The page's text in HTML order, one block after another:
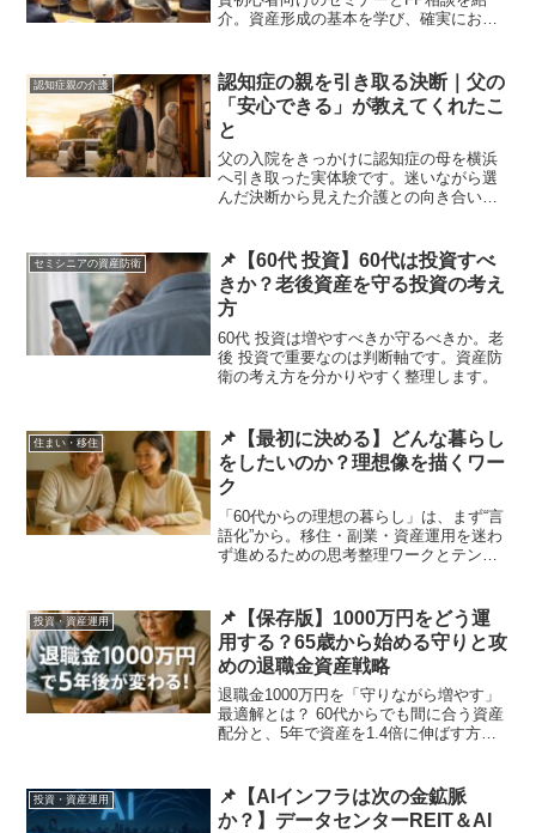
介。資産形成の基本を学び、確実にお金
認知症親の介護
認知症の親を引き取る決断｜父の
「安心できる」が教えてくれたこ
と
父の入院をきっかけに認知症の母を横浜
へ引き取った実体験です。迷いながら選
んだ決断から見えた介護との向き合い方
セミシニアの資産防衛
📌【60代 投資】60代は投資すべ
きか？老後資産を守る投資の考え
方
60代 投資は増やすべきか守るべきか。老
後 投資で重要なのは判断軸です。資産防
衛の考え方を分かりやすく整理します。
住まい・移住
📌【最初に決める】どんな暮らし
をしたいのか？理想像を描くワー
ク
「60代からの理想の暮らし」は、まず“言
語化”から。移住・副業・資産運用を迷わ
ず進めるための思考整理ワークとテンプ
投資・資産運用
📌【保存版】1000万円をどう運
用する？65歳から始める守りと攻
めの退職金資産戦略
退職金1000万円を「守りながら増やす」
最適解とは？ 60代からでも間に合う資産
配分と、5年で資産を1.4倍に伸ばす方法
投資・資産運用
📌【AIインフラは次の金鉱脈
か？】データセンターREIT＆AI